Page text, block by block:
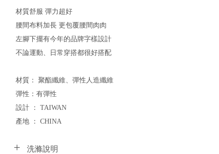
材質舒服 彈力超好
腰間布料加長 更包覆腰間肉肉
左腳下擺有今年的品牌字樣設計
不論運動、日常穿搭都很好搭配
材質： 聚酯纖維、彈性人造纖維
彈性：有彈性
設計 ： TAIWAN
產地 ： CHINA
洗滌說明